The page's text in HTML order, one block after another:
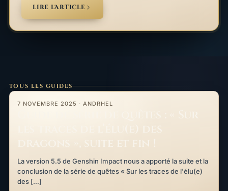
LIRE L'ARTICLE
TOUS LES GUIDES
7 NOVEMBRE 2025 · ANDRHEL
dragons », suite et fin !
La version 5.5 de Genshin Impact nous a apporté la suite et la
conclusion de la série de quêtes « Sur les traces de l'élu(e)
des […]
Guide de série de quêtes : « Sur les traces de l’élu(e) des